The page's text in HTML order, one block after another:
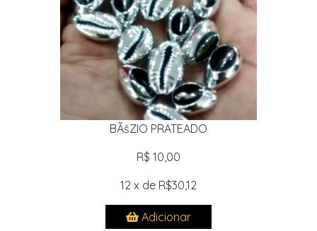
BÃšZIO PRATEADO
R$ 10,00
12 x de R$30,12
Adicionar